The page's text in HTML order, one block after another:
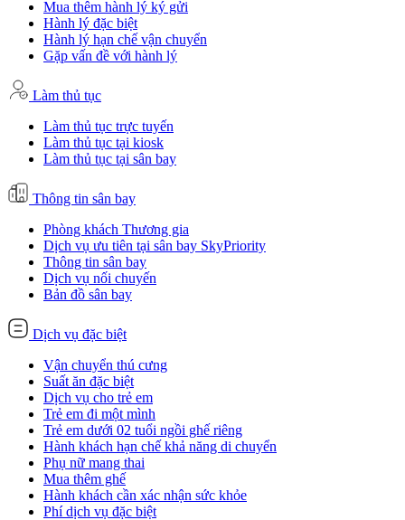
Mua thêm hành lý ký gửi
Hành lý đặc biệt
Hành lý hạn chế vận chuyển
Gặp vấn đề với hành lý
Làm thủ tục
Làm thủ tục trực tuyến
Làm thủ tục tại kiosk
Làm thủ tục tại sân bay
Thông tin sân bay
Phòng khách Thương gia
Dịch vụ ưu tiên tại sân bay SkyPriority
Thông tin sân bay
Dịch vụ nối chuyến
Bản đồ sân bay
Dịch vụ đặc biệt
Vận chuyển thú cưng
Suất ăn đặc biệt
Dịch vụ cho trẻ em
Trẻ em đi một mình
Trẻ em dưới 02 tuổi ngồi ghế riêng
Hành khách hạn chế khả năng di chuyển
Phụ nữ mang thai
Mua thêm ghế
Hành khách cần xác nhận sức khỏe
Phí dịch vụ đặc biệt